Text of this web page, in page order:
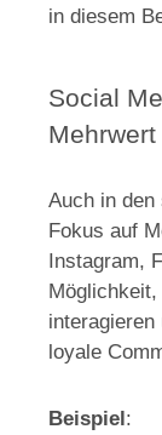
in diesem
Social
Mehrwert
Auch in
Fokus auf
Instagram,
loyale
Beispiel :